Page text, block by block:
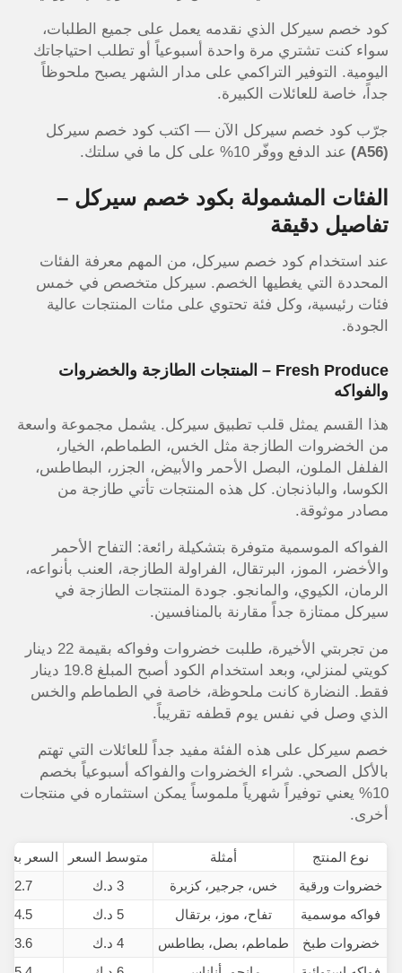
كود خصم سيركل الذي نقدمه يعمل على جميع الطلبات،
سواء كنت تشتري مرة واحدة أسبوعياً أو تطلب احتياجاتك
اليومية. التوفير التراكمي على مدار الشهر يصبح ملحوظاً
جداً، خاصة للعائلات الكبيرة.
جرّب كود خصم سيركل الآن — اكتب كود خصم سيركل
(A56)
عند الدفع ووفّر 10% على كل ما في سلتك.
الفئات المشمولة بكود خصم سيركل –
تفاصيل دقيقة
عند استخدام كود خصم سيركل، من المهم معرفة الفئات
المحددة التي يغطيها الخصم. سيركل متخصص في خمس
فئات رئيسية، وكل فئة تحتوي على مئات المنتجات عالية
الجودة.
Fresh Produce – المنتجات الطازجة والخضروات
والفواكه
هذا القسم يمثل قلب تطبيق سيركل. يشمل مجموعة واسعة
من الخضروات الطازجة مثل الخس، الطماطم، الخيار،
الفلفل الملون، البصل الأحمر والأبيض، الجزر، البطاطس،
الكوسا، والباذنجان. كل هذه المنتجات تأتي طازجة من
مصادر موثوقة.
الفواكه الموسمية متوفرة بتشكيلة رائعة: التفاح الأحمر
والأخضر، الموز، البرتقال، الفراولة الطازجة، العنب بأنواعه،
الرمان، الكيوي، والمانجو. جودة المنتجات الطازجة في
سيركل ممتازة جداً مقارنة بالمنافسين.
من تجربتي الأخيرة، طلبت خضروات وفواكه بقيمة 22 دينار
كويتي لمنزلي، وبعد استخدام الكود أصبح المبلغ 19.8 دينار
فقط. النضارة كانت ملحوظة، خاصة في الطماطم والخس
الذي وصل في نفس يوم قطفه تقريباً.
خصم سيركل على هذه الفئة مفيد جداً للعائلات التي تهتم
بالأكل الصحي. شراء الخضروات والفواكه أسبوعياً بخصم
10% يعني توفيراً شهرياً ملموساً يمكن استثماره في منتجات
أخرى.
نوع المنتج أمثلة متوسط السعر
السعر
خضروات ورقية
خس، جرجير، كزبرة 3 د.ك
2.7 د.ك
فواكه موسمية
تفاح، موز، برتقال 5 د.ك
4.5 د.ك
خضروات طبخ
طماطم، بصل، بطاطس 4 د.ك
3.6 د.ك